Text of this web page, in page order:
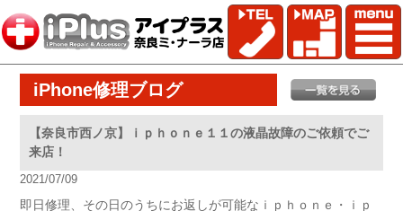
iPhone修理ブログ
【奈良市西ノ京】ｉｐｈｏｎｅ１１の液晶故障のご依頼でご
来店！
2021/07/09
即日修理、その日のうちにお返しが可能なｉｐｈｏｎｅ・ｉｐ